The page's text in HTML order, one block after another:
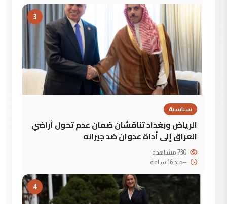
3
سياسية
الرياض وبغداد تناقشان ضمان عدم تحول أراضي
العراق إلى أداة عدوان ضد جيرانه
--منذ 16 ساعة
4